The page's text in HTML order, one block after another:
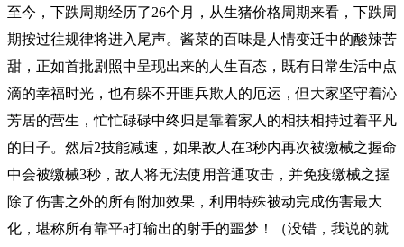
至今，下跌周期经历了26个月，从生猪价格周期来看，下跌周
期按过往规律将进入尾声。酱菜的百味是人情变迁中的酸辣苦
甜，正如首批剧照中呈现出来的人生百态，既有日常生活中点
滴的幸福时光，也有躲不开匪兵欺人的厄运，但大家坚守着沁
芳居的营生，忙忙碌碌中终归是靠着家人的相扶相持过着平凡
的日子。然后2技能减速，如果敌人在3秒内再次被缴械之握命
中会被缴械3秒，敌人将无法使用普通攻击，并免疫缴械之握
除了伤害之外的所有附加效果，利用特殊被动完成伤害最大
化，堪称所有靠平a打输出的射手的噩梦！（没错，我说的就